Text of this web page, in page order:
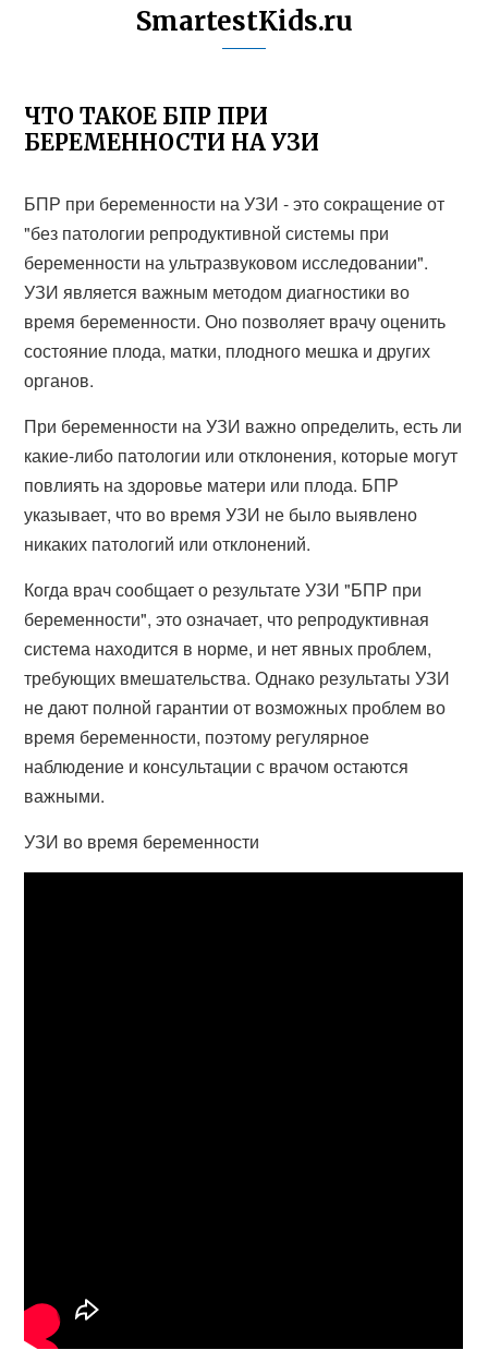
SmartestKids.ru
ЧТО ТАКОЕ БПР ПРИ
БЕРЕМЕННОСТИ НА УЗИ
БПР при беременности на УЗИ - это сокращение от
"без патологии репродуктивной системы при
беременности на ультразвуковом исследовании".
УЗИ является важным методом диагностики во
время беременности. Оно позволяет врачу оценить
состояние плода, матки, плодного мешка и других
органов.
При беременности на УЗИ важно определить, есть ли
какие-либо патологии или отклонения, которые могут
повлиять на здоровье матери или плода. БПР
указывает, что во время УЗИ не было выявлено
никаких патологий или отклонений.
Когда врач сообщает о результате УЗИ "БПР при
беременности", это означает, что репродуктивная
система находится в норме, и нет явных проблем,
требующих вмешательства. Однако результаты УЗИ
не дают полной гарантии от возможных проблем во
время беременности, поэтому регулярное
наблюдение и консультации с врачом остаются
важными.
УЗИ во время беременности